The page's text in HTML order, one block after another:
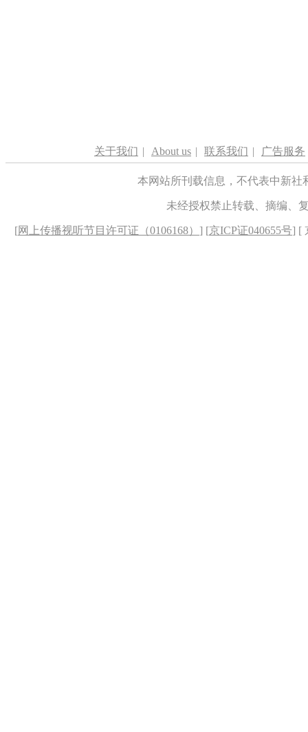
关于我们 | About us | 联系我们 | 广告服务
本网站所刊载信息，不代表中新
未经授权禁止转载、摘编、
[网上传播视听节目许可证（0106168） ] [京ICP证040655号] [